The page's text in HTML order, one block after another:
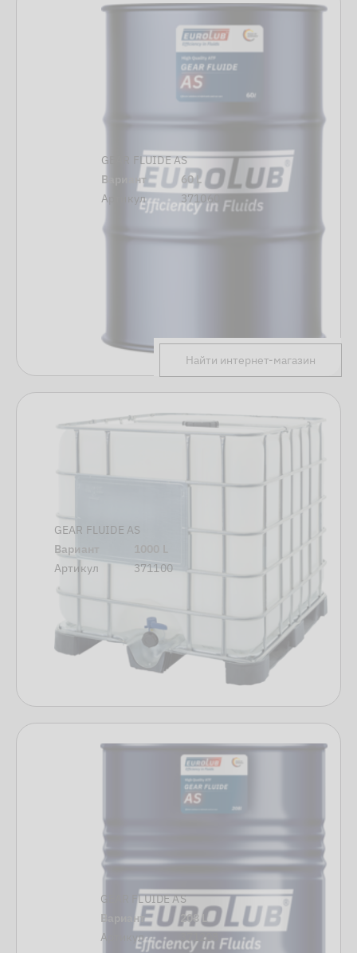
GEAR FLUIDE AS
Вариант
60 L
Артикул
371060
Найти интернет-магазин
GEAR FLUIDE AS
Вариант
Артикул
371100
GEAR FLUIDE AS
Вариант
208 L
Артикул
371208